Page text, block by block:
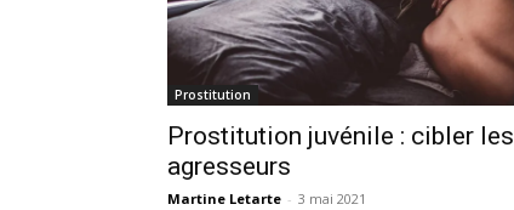
Prostitution
Prostitution juvénile : cibler les
agresseurs
Martine Letarte - 3 mai 2021